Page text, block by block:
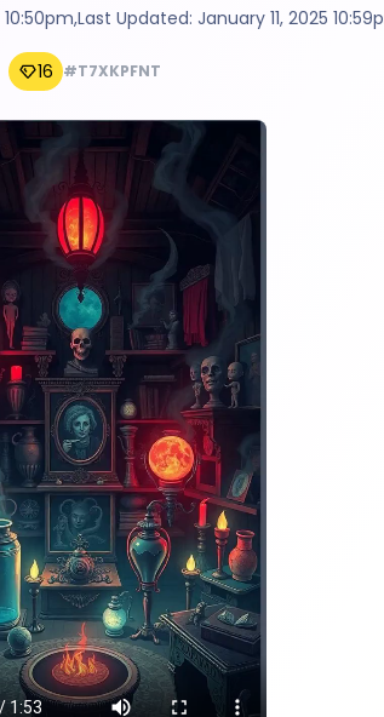
10:50pm,Last Updated: January 11, 2025
16 #T7XKPFNT